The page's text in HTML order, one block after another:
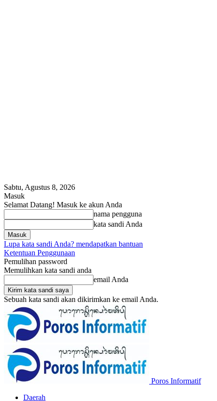
Sabtu, Agustus 8, 2026
Masuk
Selamat Datang! Masuk ke akun Anda
nama pengguna
kata sandi Anda
Lupa kata sandi Anda? mendapatkan bantuan
Ketentuan Penggunaan
Pemulihan password
Memulihkan kata sandi anda
email Anda
Sebuah kata sandi akan dikirimkan ke email Anda.
Poros Informatif
Daerah